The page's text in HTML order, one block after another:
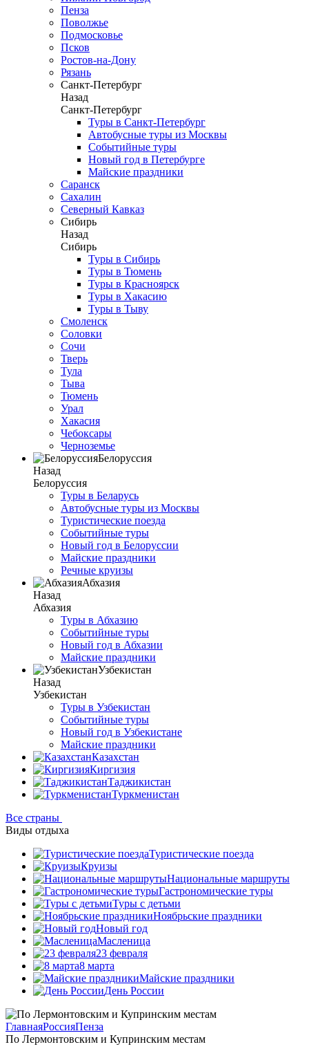
Пенза
Поволжье
Подмосковье
Псков
Ростов-на-Дону
Рязань
Санкт-Петербург
Назад
Санкт-Петербург
Туры в Санкт-Петербург
Автобусные туры из Москвы
Событийные туры
Новый год в Петербурге
Майские праздники
Саранск
Сахалин
Северный Кавказ
Сибирь
Назад
Сибирь
Туры в Сибирь
Туры в Тюмень
Туры в Красноярск
Туры в Хакасию
Туры в Тыву
Смоленск
Соловки
Сочи
Тверь
Тула
Тыва
Тюмень
Урал
Хакасия
Чебоксары
Черноземье
Белоруссия
Назад
Белоруссия
Туры в Беларусь
Автобусные туры из Москвы
Туристические поезда
Событийные туры
Новый год в Белоруссии
Майские праздники
Речные круизы
Абхазия
Назад
Абхазия
Туры в Абхазию
Событийные туры
Новый год в Абхазии
Майские праздники
Узбекистан
Назад
Узбекистан
Туры в Узбекистан
Событийные туры
Новый год в Узбекистане
Майские праздники
Казахстан
Киргизия
Таджикистан
Туркменистан
Все страны
Виды отдыха
Туристические поезда
Круизы
Национальные маршруты
Гастрономические туры
Туры с детьми
Ноябрьские праздники
Новый год
Масленица
23 февраля
8 марта
Майские праздники
День России
ГлавнаяРоссияПенза
По Лермонтовским и Купринским местам